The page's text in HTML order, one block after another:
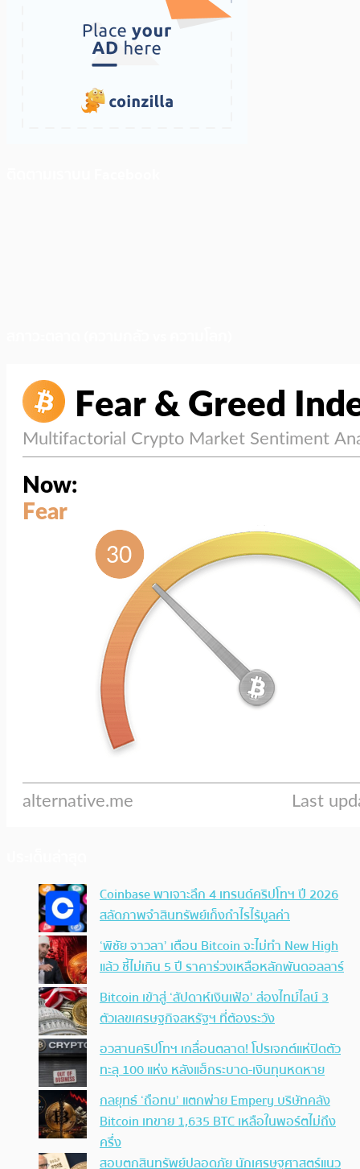
Coinbase พาเจาะลึก 4 เทรนด์คริปโทฯ ปี 2026
สลัดภาพจำสินทรัพย์เก็งกำไรไร้มูลค่า
‘พิชัย จาวลา’ เตือน Bitcoin จะไม่ทำ New High
แล้ว ชี้ไม่เกิน 5 ปี ราคาร่วงเหลือหลักพันดอลลาร์
Bitcoin เข้าสู่ ‘สัปดาห์เงินเฟ้อ’ ส่องไทม์ไลน์ 3
ตัวเลขเศรษฐกิจสหรัฐฯ ที่ต้องระวัง
อวสานคริปโทฯ เกลื่อนตลาด! โปรเจกต์แห่ปิดตัว
ทะลุ 100 แห่ง หลังแฮ็กระบาด-เงินทุนหดหาย
กลยุทธ์ ‘ถือทน’ แตกพ่าย Empery บริษัทคลัง
Bitcoin เทขาย 1,635 BTC เหลือในพอร์ตไม่ถึง
ครึ่ง
สอบตกสินทรัพย์ปลอดภัย นักเศรษฐศาสตร์แนว